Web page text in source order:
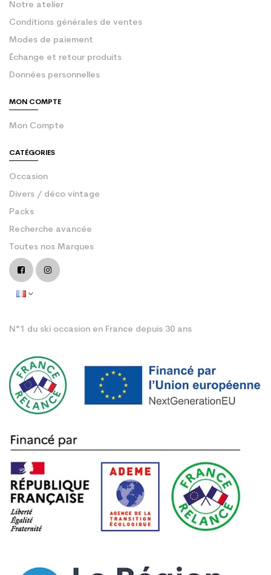
Notre atelier
Conditions générales de ventes
Modes de paiement
Échange et retour produits
Données personnelles
MON COMPTE
Mon Compte
CATÉGORIES
Occasion
Divers / déco vintage
Packs
Recherche avancée
Toutes nos Marques
N°1 du ski occasion en France depuis 30 ans